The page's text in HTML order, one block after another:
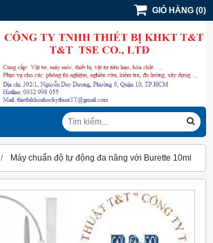
GIỎ HÀNG (0)
Máy chuẩn độ tự động đa năng với Burette 10ml